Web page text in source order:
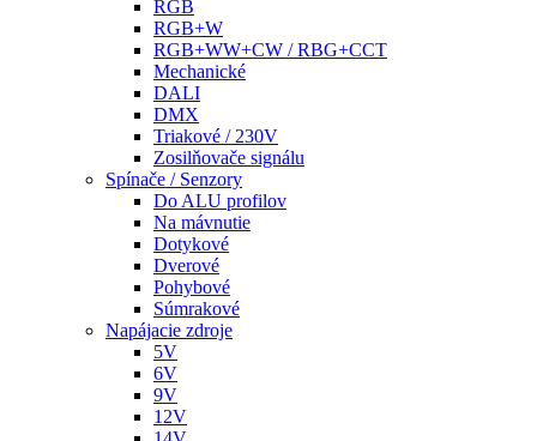
RGB
RGB+W
RGB+WW+CW / RBG+CCT
Mechanické
DALI
DMX
Triakové / 230V
Zosilňovače signálu
Spínače / Senzory
Do ALU profilov
Na mávnutie
Dotykové
Dverové
Pohybové
Súmrakové
Napájacie zdroje
5V
6V
9V
12V